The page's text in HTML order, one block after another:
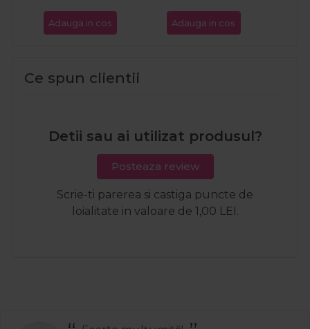
Adauga in cos Adauga in cos
Ce spun clientii
Detii sau ai utilizat produsul?
Posteaza review
Scrie-ti parerea si castiga puncte de
loialitate in valoare de 1,00 LEI.